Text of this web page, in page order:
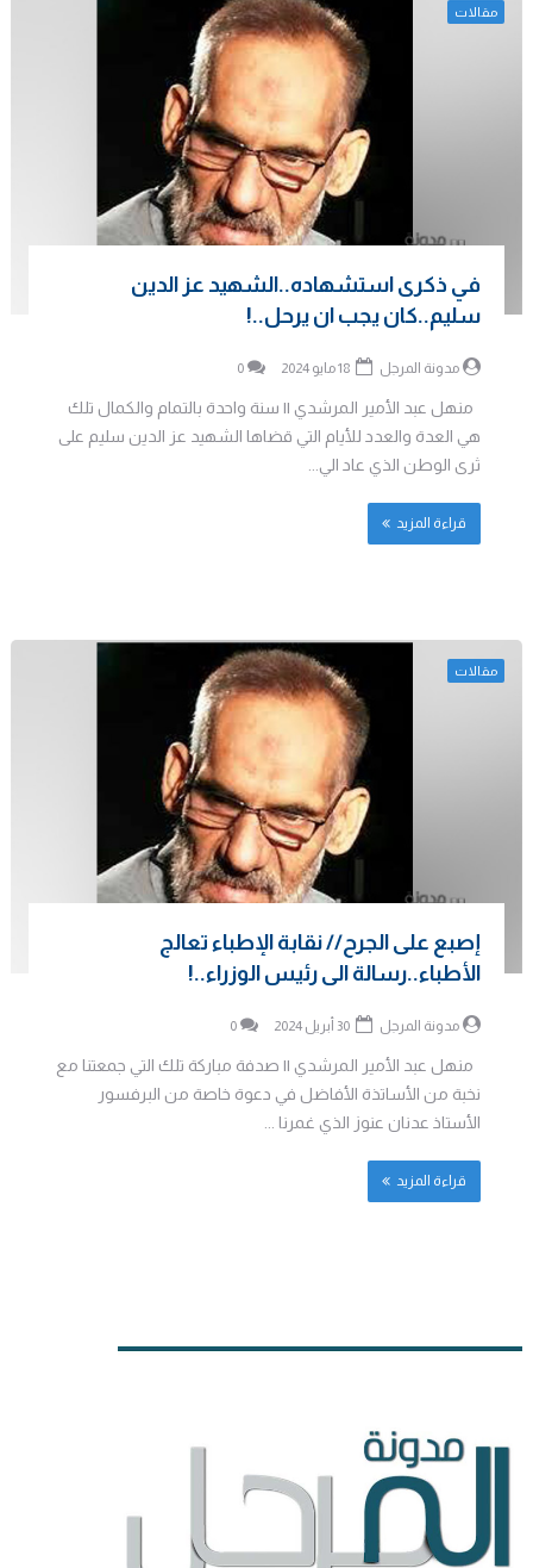
مقالات
في ذكرى استشهاده..الشهيد عز الدين
سليم..كان يجب ان يرحل..!
مدونة المرجل 0
منهل عبد الأمير المرشدي || سنة واحدة بالتمام والكمال تلك
هي العدة والعدد للأيام التي قضاها الشهيد عز الدين سليم على
ثرى الوطن الذي عاد الي...
قراءة المزيد
مقالات
إصبع على الجرح// نقابة الإطباء تعالج
الأطباء..رسالة الى رئيس الوزراء..!
مدونة المرجل 0
منهل عبد الأمير المرشدي || صدفة مباركة تلك التي جمعتنا مع
نخبة من الأساتذة الأفاضل في دعوة خاصة من البرفسور
الأستاذ عدنان عنوز الذي غمرنا ...
قراءة المزيد